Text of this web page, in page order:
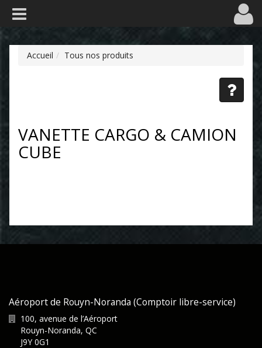
Accueil Tous nos produits
VANETTE CARGO & CAMION
CUBE
Aéroport de Rouyn-Noranda (Comptoir libre-service)
100, avenue de l’Aéroport
Rouyn-Noranda, QC
J9Y 0G1